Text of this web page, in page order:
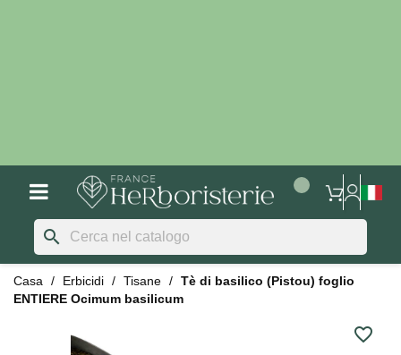
search
Casa Erbicidi Tisane
Tè di basilico (Pistou) foglio
ENTIERE Ocimum basilicum
favorite_border